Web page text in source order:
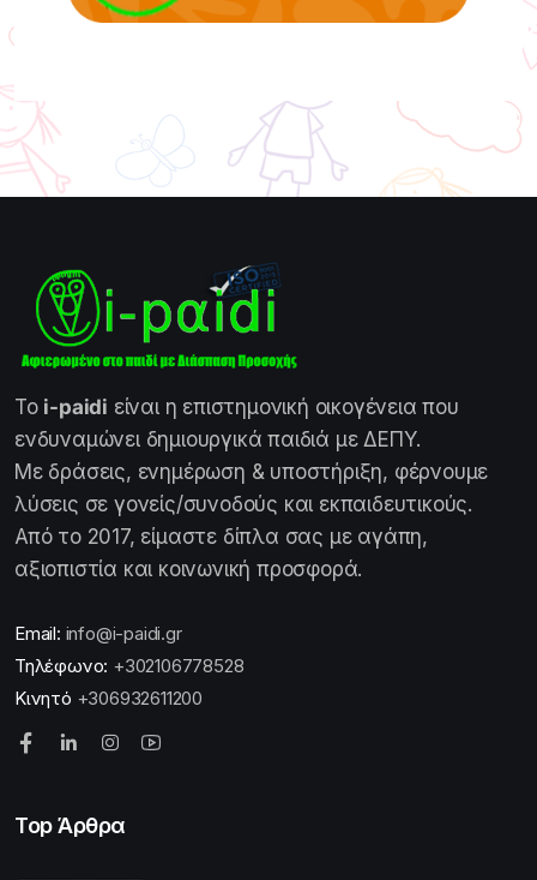
Το i-paidi είναι η επιστημονική οικογένεια που
ενδυναμώνει δημιουργικά παιδιά με ΔΕΠΥ.
Με δράσεις, ενημέρωση & υποστήριξη, φέρνουμε
λύσεις σε γονείς/συνοδούς και εκπαιδευτικούς.
Από το 2017, είμαστε δίπλα σας με αγάπη,
αξιοπιστία και κοινωνική προσφορά.
Email: info@i-paidi.gr
Τηλέφωνο: +302106778528
Κινητό +306932611200
Top Άρθρα